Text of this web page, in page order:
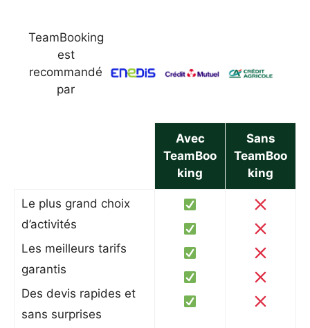
TeamBooking
est
recommandé
par
Avec
TeamBoo
king
Sans
TeamBoo
king
Le plus grand choix
d’activités
Les meilleurs tarifs
garantis
Des devis rapides et
sans surprises